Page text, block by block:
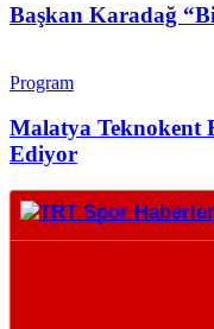
Başkan Karadağ
Program
Malatya Teknokent
Ediyor